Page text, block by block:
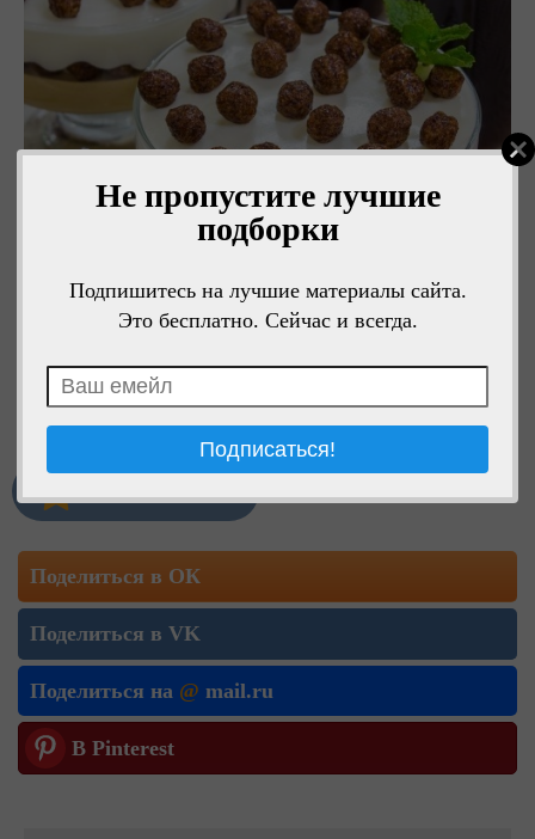
Не пропустите лучшие
подборки
Подпишитесь на лучшие материалы сайта.
Это бесплатно. Сейчас и всегда.
Поделиться в ОК
Поделиться в VK
Поделиться на @ mail.ru
В Pinterest